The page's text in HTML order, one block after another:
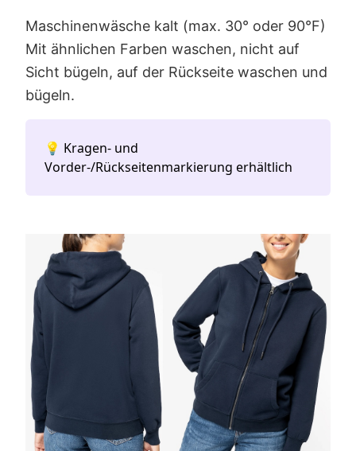
Maschinenwäsche kalt (max. 30° oder 90°F)
Mit ähnlichen Farben waschen, nicht auf
Sicht bügeln, auf der Rückseite waschen und
bügeln.
💡 Kragen- und
Vorder-/Rückseitenmarkierung erhältlich